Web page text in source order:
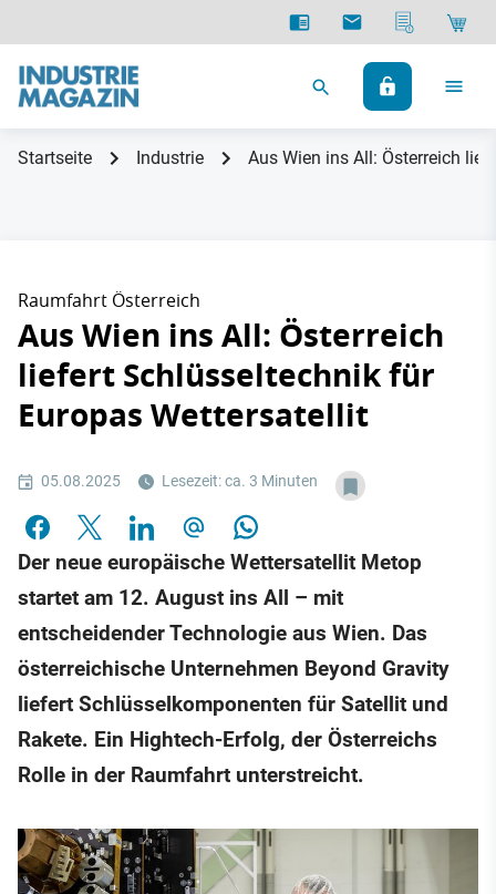
Startseite Industrie Aus Wien ins All: Österreich
Raumfahrt Österreich
Aus Wien ins All: Österreich
liefert Schlüsseltechnik für
Europas Wettersatellit
05.08.2025 Lesezeit: ca. 3 Minuten
Der neue europäische Wettersatellit Metop
startet am 12. August ins All – mit
entscheidender Technologie aus Wien. Das
österreichische Unternehmen Beyond Gravity
liefert Schlüsselkomponenten für Satellit und
Rakete. Ein Hightech-Erfolg, der Österreichs
Rolle in der Raumfahrt unterstreicht.